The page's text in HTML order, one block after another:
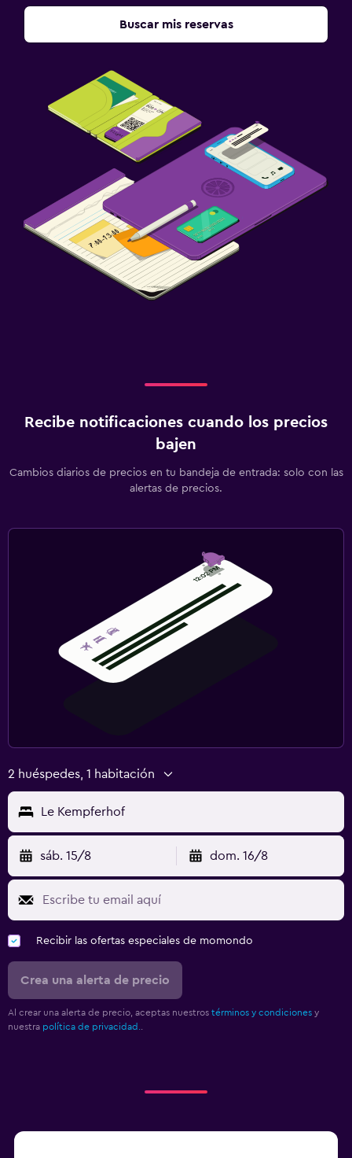
Buscar mis reservas
Recibe notificaciones cuando los precios
bajen
Cambios diarios de precios en tu bandeja de entrada: solo con las
alertas de precios.
2 huéspedes, 1 habitación
Le Kempferhof
sáb. 15/8 dom. 16/8
Recibir las ofertas especiales de momondo
Crea una alerta de precio
Al crear una alerta de precio, aceptas nuestros términos y condiciones y
nuestra política de privacidad.